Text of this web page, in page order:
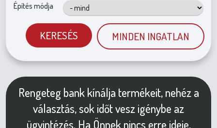
Építés módja
KERESÉS MINDEN INGATLAN
Rengeteg bank kínálja termékeit, nehéz a
választás, sok időt vesz igénybe az
ügyintézés. Ha Önnek nincs erre ideje,